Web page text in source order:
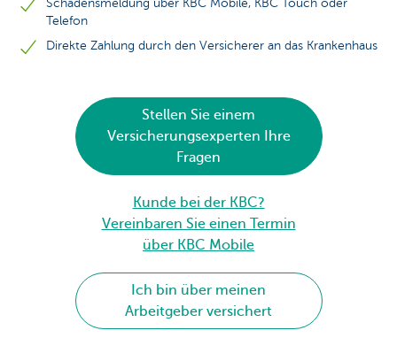
Schadensmeldung über KBC Mobile, KBC Touch oder
Telefon
Direkte Zahlung durch den Versicherer an das Krankenhaus
Stellen Sie einem
Versicherungsexperten Ihre
Fragen
Kunde bei der KBC?
Vereinbaren Sie einen Termin
über KBC Mobile
Ich bin über meinen
Arbeitgeber versichert